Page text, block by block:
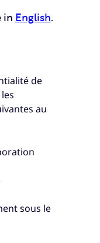
in English.
de
au
sous le